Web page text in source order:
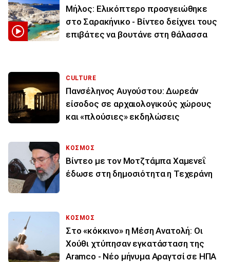
Μήλος: Ελικόπτερο προσγειώθηκε
στο Σαρακήνικο - Βίντεο δείχνει τους
επιβάτες να βουτάνε στη θάλασσα
CULTURE
Πανσέληνος Αυγούστου: Δωρεάν
είσοδος σε αρχαιολογικούς χώρους
και «πλούσιες» εκδηλώσεις
ΚΟΣΜΟΣ
Βίντεο με τον Μοτζτάμπα Χαμενεΐ
έδωσε στη δημοσιότητα η Τεχεράνη
ΚΟΣΜΟΣ
Στο «κόκκινο» η Μέση Ανατολή: Οι
Χούθι χτύπησαν εγκατάσταση της
Aramco - Νέο μήνυμα Αραγτσί σε ΗΠΑ